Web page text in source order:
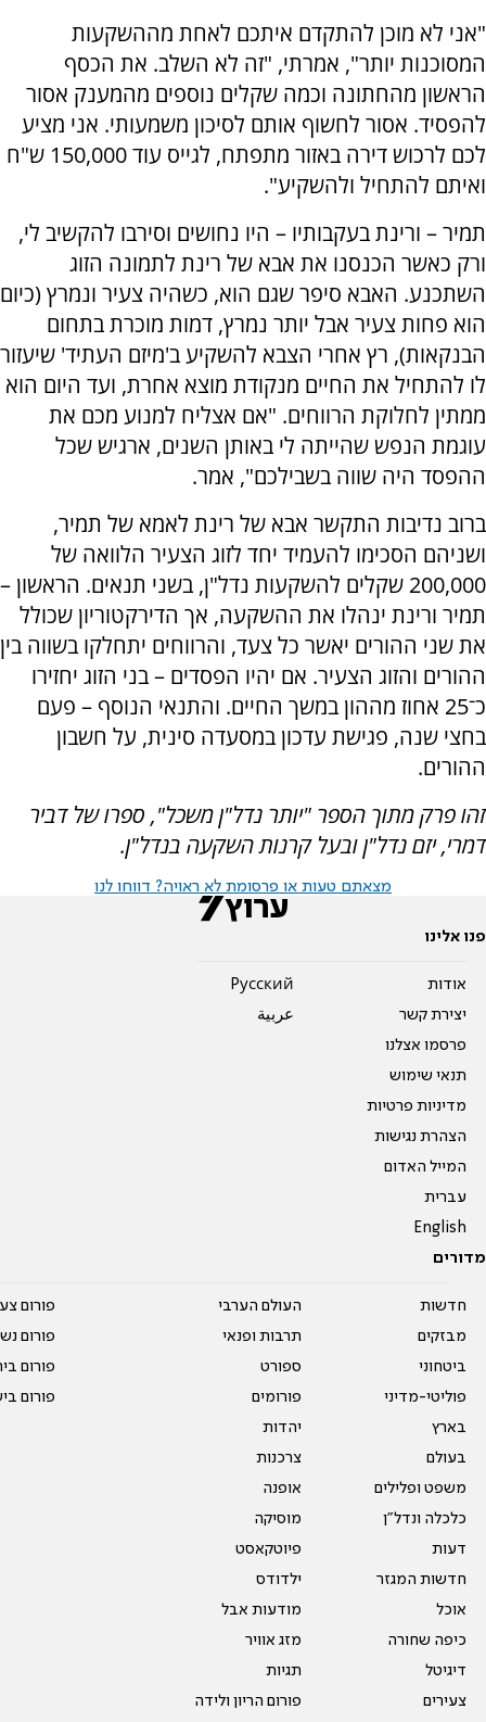
"אני לא מוכן להתקדם איתכם לאחת מההשקעות
המסוכנות יותר", אמרתי, "זה לא השלב. את הכסף
הראשון מהחתונה וכמה שקלים נוספים מהמענק אסור
להפסיד. אסור לחשוף אותם לסיכון משמעותי. אני מציע
לכם לרכוש דירה באזור מתפתח, לגייס עוד 150,000 ש"ח
ואיתם להתחיל ולהשקיע".
תמיר – ורינת בעקבותיו – היו נחושים וסירבו להקשיב לי,
ורק כאשר הכנסנו את אבא של רינת לתמונה הזוג
השתכנע. האבא סיפר שגם הוא, כשהיה צעיר ונמרץ (כיום
הוא פחות צעיר אבל יותר נמרץ, דמות מוכרת בתחום
הבנקאות), רץ אחרי הצבא להשקיע ב'מיזם העתיד' שיעזור
לו להתחיל את החיים מנקודת מוצא אחרת, ועד היום הוא
ממתין לחלוקת הרווחים. "אם אצליח למנוע מכם את
עוגמת הנפש שהייתה לי באותן השנים, ארגיש שכל
ההפסד היה שווה בשבילכם", אמר.
ברוב נדיבות התקשר אבא של רינת לאמא של תמיר,
ושניהם הסכימו להעמיד יחד לזוג הצעיר הלוואה של
200,000 שקלים להשקעות נדל"ן, בשני תנאים. הראשון –
תמיר ורינת ינהלו את ההשקעה, אך הדירקטוריון שכולל
את שני ההורים יאשר כל צעד, והרווחים יתחלקו בשווה בין
ההורים והזוג הצעיר. אם יהיו הפסדים – בני הזוג יחזירו
כ־25 אחוז מההון במשך החיים. והתנאי הנוסף – פעם
בחצי שנה, פגישת עדכון במסעדה סינית, על חשבון
ההורים.
זהו פרק מתוך הספר "יותר נדל"ן משכל", ספרו של דביר
דמרי, יזם נדל"ן ובעל קרנות השקעה בנדל"ן.
מצאתם טעות או פרסומת לא ראויה? דווחו לנו
פנו אלינו
אודות
יצירת קשר
פרסמו אצלנו
תנאי שימוש
מדיניות פרטיות
הצהרת נגישות
המייל האדום
עברית
English
Pусский
عربية
מדורים
חדשות
מבזקים
ביטחוני
פוליטי-מדיני
בארץ
בעולם
משפט ופלילים
כלכלה ונדל"ן
דעות
חדשות המגזר
אוכל
כיפה שחורה
דיגיטל
צעירים
העולם הערבי
תרבות ופנאי
ספורט
פורומים
יהדות
צרכנות
אופנה
מוסיקה
פיוטקאסט
ילדודס
מודעות אבל
מזג אוויר
תגיות
פורום הריון ולידה
פורום
פורום
פורום
פורום